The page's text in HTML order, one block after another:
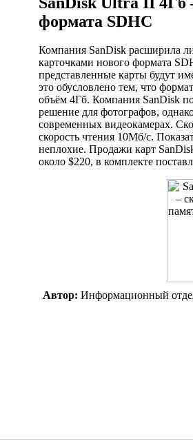
формата SDHC
Компания SanDisk расширила
карточками нового формата
представленные карты будут
это обусловлено тем, что
объём 4Гб. Компания SanDisk
решение для фотографов,
современных видеокамерах.
скорость чтения 10Мб/c.
неплохие. Продажи карт
около $220, в комплекте
Автор: Информационный